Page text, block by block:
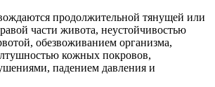
продолжительной тянущей или
части живота, неустойчивостью
обезвоживанием организма,
кожных покровов,
падением давления и